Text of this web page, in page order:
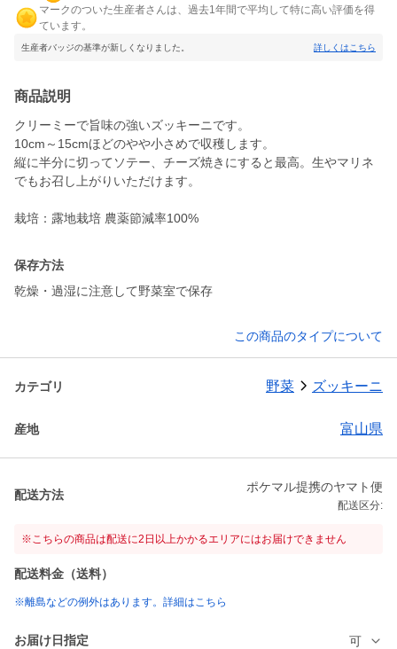
マークのついた生産者さんは、過去1年間で平均して特に高い評価を得
ています。
生産者バッジの基準が新しくなりました。 詳しくはこちら
商品説明
クリーミーで旨味の強いズッキーニです。
10cm～15cmほどのやや小さめで収穫します。
縦に半分に切ってソテー、チーズ焼きにすると最高。生やマリネ
でもお召し上がりいただけます。
栽培：露地栽培 農薬節減率100%
保存方法
乾燥・過湿に注意して野菜室で保存
この商品のタイプについて
カテゴリ 野菜 ズッキーニ
産地 富山県
配送方法
ポケマル提携のヤマト便
配送区分:
※こちらの商品は配送に2日以上かかるエリアにはお届けできません
配送料金（送料）
※離島などの例外はあります。詳細はこちら
お届け日指定 可